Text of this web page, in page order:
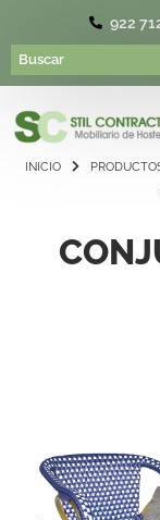
922
INICIO